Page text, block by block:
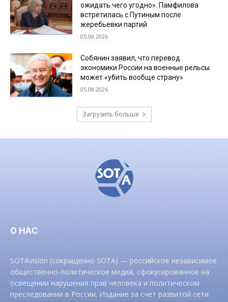
ожидать чего угодно». Памфилова
встретилась с Путиным после
жеребьевки партий
05.08.2026
Собянин заявил, что перевод
экономики России на военные рельсы
может «убить вообще страну»
05.08.2026
Загрузить больше
О НАС
SOTAvision (сокращенно SOTA) — российское независимое
общественно-политическое медиа, сфокусированное на
освещении нарушения прав человека и политическом
преследовании в России. Издание за счет развитой сети